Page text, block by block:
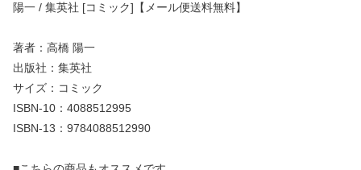
陽一 / 集英社 [コミック]【メール便送料無料】
著者：高橋 陽一
出版社：集英社
サイズ：コミック
ISBN-10：4088512995
ISBN-13：9784088512990